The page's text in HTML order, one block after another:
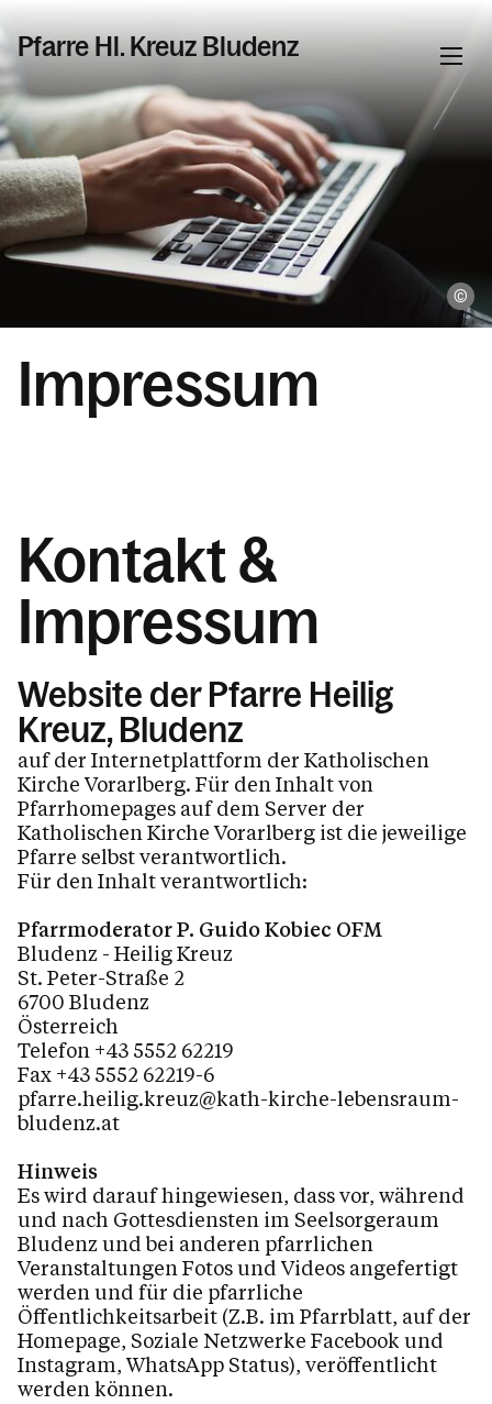
Pfarre Hl. Kreuz Bludenz
Informationen
Kalender
Kontakt
Impressum
Kontakt &
Impressum
Website der Pfarre Heilig
Kreuz, Bludenz
auf der Internetplattform der Katholischen
Kirche Vorarlberg. Für den Inhalt von
Pfarrhomepages auf dem Server der
Katholischen Kirche Vorarlberg ist die jeweilige
Pfarre selbst verantwortlich.
Für den Inhalt verantwortlich:
Pfarrmoderator P. Guido Kobiec OFM
Bludenz - Heilig Kreuz
St. Peter-Straße 2
6700 Bludenz
Österreich
Telefon +43 5552 62219
Fax +43 5552 62219-6
pfarre.heilig.kreuz@kath-kirche-lebensraum-
bludenz.at
Hinweis
Es wird darauf hingewiesen, dass vor, während
und nach Gottesdiensten im Seelsorgeraum
Bludenz und bei anderen pfarrlichen
Veranstaltungen Fotos und Videos angefertigt
werden und für die pfarrliche
Öffentlichkeitsarbeit (Z.B. im Pfarrblatt, auf der
Homepage, Soziale Netzwerke Facebook und
Instagram, WhatsApp Status), veröffentlicht
werden können.